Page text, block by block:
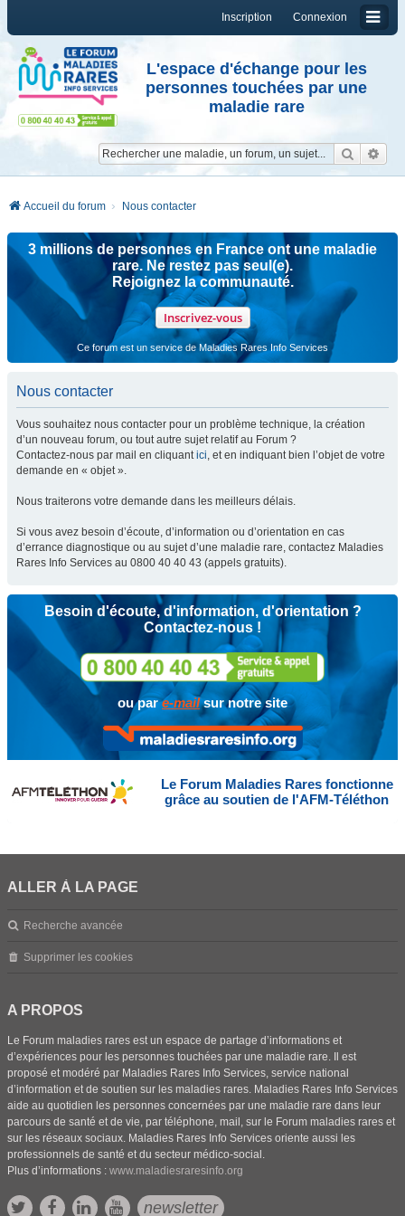
Connexion
Inscription
L'espace d'échange pour les
personnes touchées par une
maladie rare
Accueil du forum Nous contacter
3 millions de personnes en France ont une maladie
rare. Ne restez pas seul(e).
Rejoignez la communauté.
Inscrivez-vous
Ce forum est un service de Maladies Rares Info Services
Nous contacter
Vous souhaitez nous contacter pour un problème technique, la création
d’un nouveau forum, ou tout autre sujet relatif au Forum ?
Contactez-nous par mail en cliquantici, et en indiquant bien l’objet de votre
demande en « objet ».
Nous traiterons votre demande dans les meilleurs délais.
Si vous avez besoin d’écoute, d’information ou d’orientation en cas
d’errance diagnostique ou au sujet d’une maladie rare, contactez Maladies
Rares Info Services au 0800 40 40 43 (appels gratuits).
Besoin d'écoute, d'information, d'orientation ?
Contactez-nous !
ou pare-mailsur notre site
Le Forum Maladies Rares fonctionne
grâce au soutien de l'AFM-Téléthon
ALLER À LA PAGE
Recherche avancée
Supprimer les cookies
A PROPOS
Le Forum maladies rares est un espace de partage d’informations et
d’expériences pour les personnes touchées par une maladie rare. Il est
proposé et modéré par Maladies Rares Info Services, service national
d’information et de soutien sur les maladies rares. Maladies Rares Info Services
aide au quotidien les personnes concernées par une maladie rare dans leur
parcours de santé et de vie, par téléphone, mail, sur le Forum maladies rares et
sur les réseaux sociaux. Maladies Rares Info Services oriente aussi les
professionnels de santé et du secteur médico-social.
Plus d’informations : www.maladiesraresinfo.org
newsletter